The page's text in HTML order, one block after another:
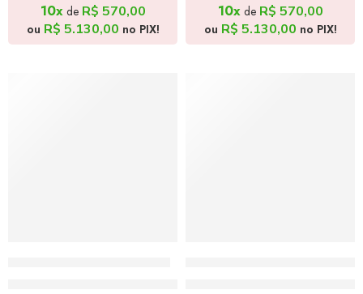
10xde R$ 570,00
ou R$ 5.130,00 no PIX!
10xde R$ 570,00
ou R$ 5.130,00 no PIX!